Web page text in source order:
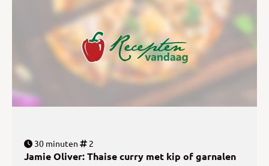
30 minuten 2
Jamie Oliver: Thaise curry met kip of garnalen